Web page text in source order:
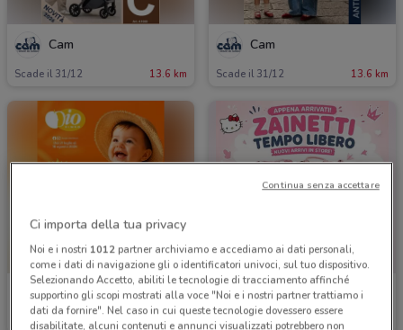
Cam
Scade il 31/12 13.6 km
Cam
Scade il 31/12 13.6 km
Io Bimbo
Scade il 16/08 17 km
Giocheria
Scade giovedì
Ci importa della tua privacy
Noi e i nostri 1012partner archiviamo e accediamo ai dati personali,
come i dati di navigazione gli o identificatori univoci, sul tuo dispositivo.
Selezionando Accetto, abiliti le tecnologie di tracciamento affinché
supportino gli scopi mostrati alla voce "Noi e i nostri partner trattiamo i
dati da fornire". Nel caso in cui queste tecnologie dovessero essere
disabilitate, alcuni contenuti e annunci visualizzati potrebbero non
Continua senza accettare